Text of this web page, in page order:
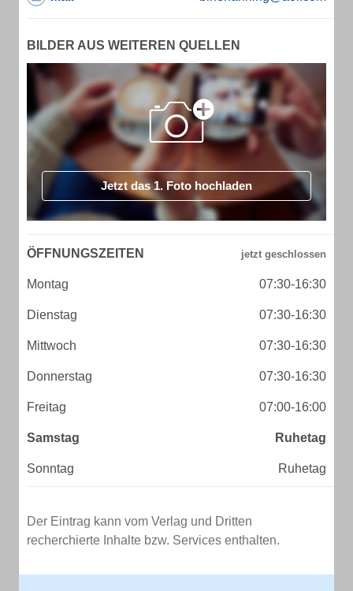
BILDER AUS WEITEREN QUELLEN
Jetzt das 1. Foto hochladen
ÖFFNUNGSZEITEN
Montag 07:30-16:30
Dienstag 07:30-16:30
Mittwoch 07:30-16:30
Donnerstag 07:30-16:30
Freitag 07:00-16:00
Samstag Ruhetag
Sonntag Ruhetag
Der Eintrag kann vom Verlag und Dritten
recherchierte Inhalte bzw. Services enthalten.